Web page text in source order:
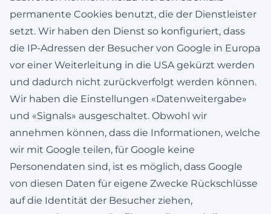
permanente Cookies benutzt, die der Dienstleister
setzt. Wir haben den Dienst so konfiguriert, dass
die IP-Adressen der Besucher von Google in Europa
vor einer Weiterleitung in die USA gekürzt werden
und dadurch nicht zurückverfolgt werden können.
Wir haben die Einstellungen «Datenweitergabe»
und «Signals» ausgeschaltet. Obwohl wir
annehmen können, dass die Informationen, welche
wir mit Google teilen, für Google keine
Personendaten sind, ist es möglich, dass Google
von diesen Daten für eigene Zwecke Rückschlüsse
auf die Identität der Besucher ziehen,